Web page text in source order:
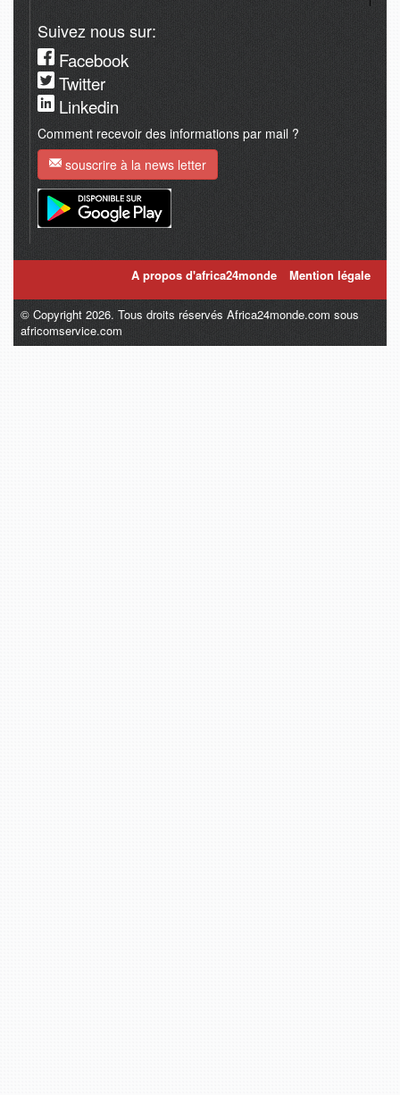
Suivez nous sur:
Facebook
Twitter
Linkedin
Comment recevoir des informations par mail ?
souscrire à la news letter
A propos d'africa24monde Mention légale
© Copyright 2026. Tous droits réservés Africa24monde.com sous
africomservice.com